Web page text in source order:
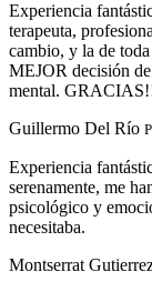
Experiencia
terapeuta,
cambio, y la de
MEJOR decisión
mental.
Guillermo Del Río
Experiencia
serenamente, me
psicológico y
necesitaba.
Montserrat